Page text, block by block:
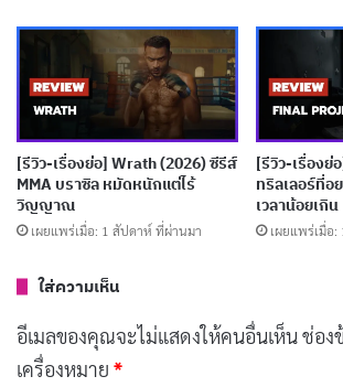
เผชิญทางเลือกระหว่างเพื่อนและตัวเอง
นทร์) น้องชายที่ซ่อนความสามารถไว้ แ
เพิ่มสีสันด้วยความตลก พวกเขาต้องต่อ
ปัญหาภายในกลุ่ม ทำให้เรื่องราวไม่น่าเบื่
บทความที่เกี่ยวข้อง
เผยแพร่เมื่อ: 8 ชั่วโมง ที่ผ่านมา
[รีวิว-เรื่องย่อ] Wrath (2026) ซีรีส์
MMA บราซิล หมัดหนักแต่ไร้
วิญญาณ
เผยแพร่เมื่อ: 1 สัปดาห์ ที่ผ่านมา
[รีวิว-เรื่องย่
ทริลเลอร์ที่อ
เวลาน้อยเกิน
เผยแพร่เมื่อ
ใส่ความเห็น
อีเมลของคุณจะไม่แสดงให้คนอื่นเห็นช่อง
เครื่องหมาย *